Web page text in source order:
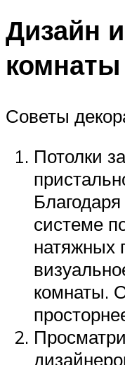
Дизайн
комнаты
Советы
Потолки
системе
натяжных
комнаты.